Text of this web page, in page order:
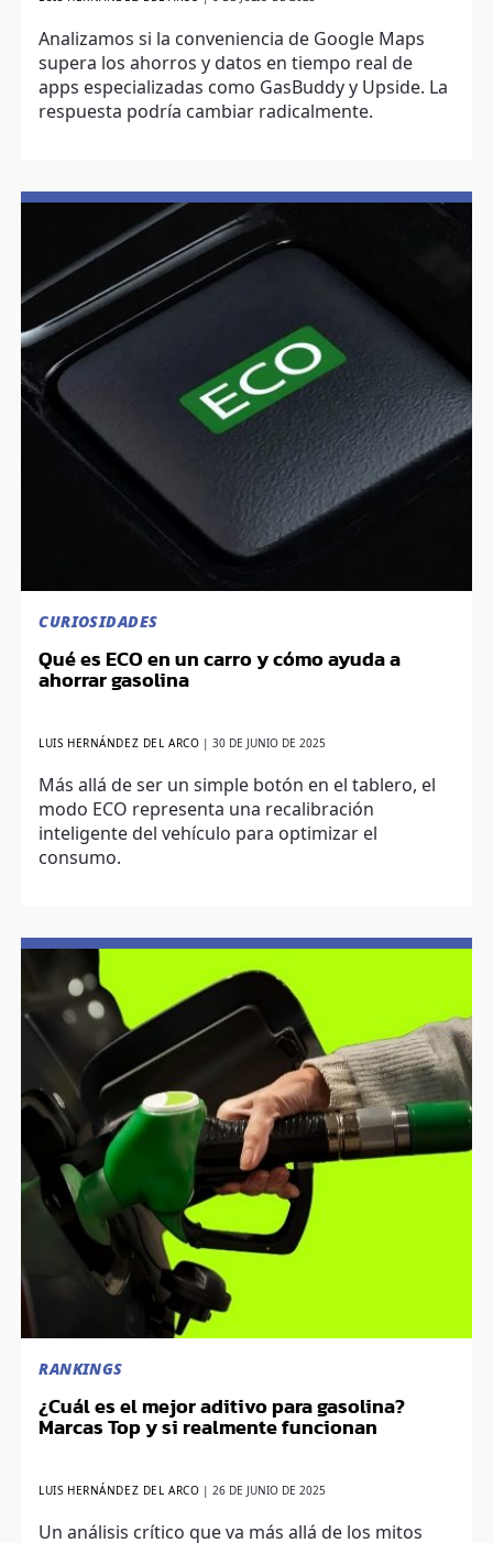
Analizamos si la conveniencia de Google Maps
supera los ahorros y datos en tiempo real de
apps especializadas como GasBuddy y Upside. La
respuesta podría cambiar radicalmente.
CURIOSIDADES
Qué es ECO en un carro y cómo ayuda a
ahorrar gasolina
LUIS HERNÁNDEZ DEL ARCO |30 DE JUNIO DE 2025
Más allá de ser un simple botón en el tablero, el
modo ECO representa una recalibración
inteligente del vehículo para optimizar el
consumo.
RANKINGS
¿Cuál es el mejor aditivo para gasolina?
Marcas Top y si realmente funcionan
LUIS HERNÁNDEZ DEL ARCO |26 DE JUNIO DE 2025
Un análisis crítico que va más allá de los mitos